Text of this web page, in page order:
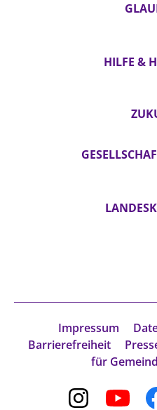
HILFE &
Impressum
Barrierefreiheit
für